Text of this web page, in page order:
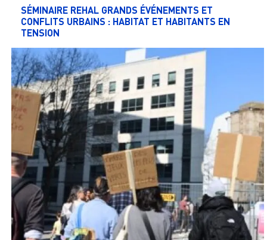
SÉMINAIRE REHAL GRANDS ÉVÉNEMENTS ET
CONFLITS URBAINS : HABITAT ET HABITANTS EN
TENSION